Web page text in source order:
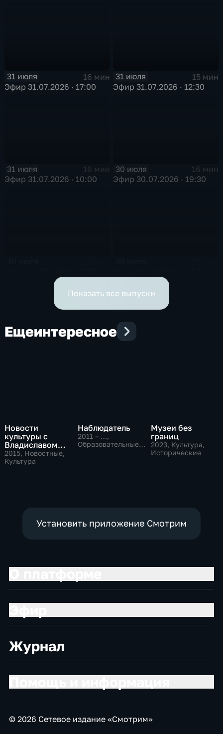
31 июля
16 мин
Эфир 31.07.2026 · 17:00
31 июля
15 мин
Эфир 31.07.2026 · 12:30
31 июля
16 мин
Эфир 31.07.2026 · 10:00
30 июля
16 мин
Эфир 30.07.2026 · 19:30
Показать все выпуски
Ещеинтересное
Новости
культуры с
Владиславом
Флярковским
2015, Новостные,
Культура
Наблюдатель
2011 – …,
Образовательные,
Музеи без
границ
2023, Культура,
Исторические
Установить приложение Смотрим
Журнал
© 2026 Сетевое издание «Смотрим»